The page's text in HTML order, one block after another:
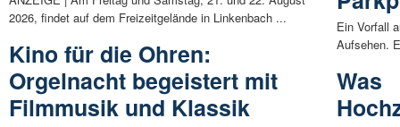
2026, findet auf dem Freizeitgelände in Linkenbach ...
Kino für die Ohren:
Orgelnacht begeistert mit
Filmmusik und Klassik
Ein Vorfall
Aufsehen.
Was